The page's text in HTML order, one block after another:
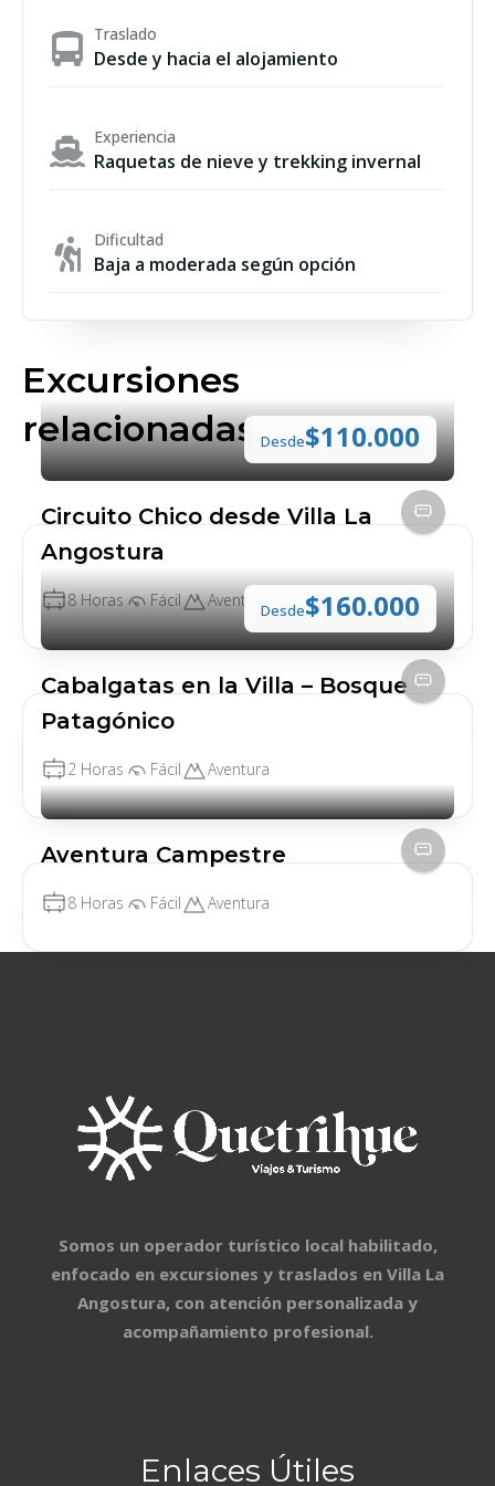
⏱ Duración: 7 hs aprox. (día
completo)
mínima: Desde 4 años
Traslado desde el alojamiento
Guía habilitado de montaña
Seguro
No incluye
Indumentaria de nieve
Almuerzo
Fotografía personal
👉 Ideal para familias, parejas y
quienes buscan una experiencia
completa en la nieve con paisajes de
alto impacto.
Filo Belvedere :
Trekking panorámico accesible.
vistas al lago y la cordillera,
adaptando el recorrido según el
nivel del grupo.
👨‍👩‍👧 Especial familias - Edad
mínima: Desde 8 años
Guía habilitado
Traslado
Desde y hacia el alojamiento
Experiencia
Raquetas de nieve y trekking invernal
Dificultad
Baja a moderada según opción
Excursiones
relacionadas Desde$110.000
Circuito Chico desde Villa La
Angostura
8 Horas Fácil AventuraDesde$160.000
Cabalgatas en la Villa – Bosque
Patagónico
2 Horas Fácil Aventura
Aventura Campestre
8 Horas Fácil Aventura
Somos un operador turístico local habilitado,
enfocado en excursiones y traslados en Villa La
Angostura, con atención personalizada y
acompañamiento profesional.
Enlaces Útiles